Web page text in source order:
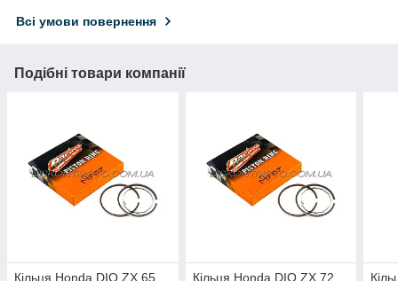
Всі умови повернення
Подібні товари компанії
Кільця Honda DIO ZX 65
Кільця Honda DIO ZX 72